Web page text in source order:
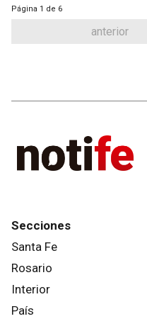
Página 1 de 6
anterior
Secciones
Santa Fe
Rosario
Interior
País